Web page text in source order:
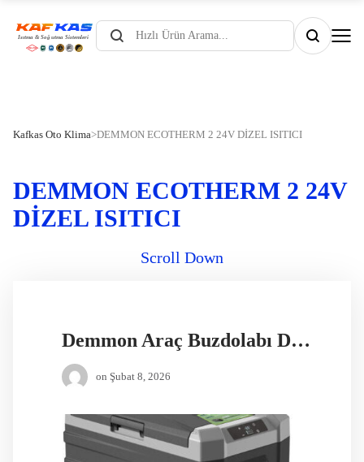
Products
search
Kafkas Oto Klima>DEMMON ECOTHERM 2 24V DİZEL ISITICI
DEMMON ECOTHERM 2 24V
DİZEL ISITICI
Scroll Down
Demmon Araç Buzdolabı DMT40
on Şubat 8, 2026